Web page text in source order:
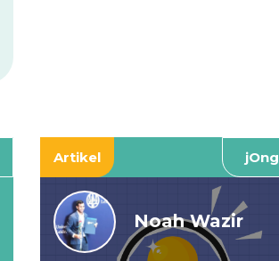
Artikel jOng
Noah Wazir